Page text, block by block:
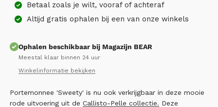
Betaal zoals je wilt, vooraf of achteraf
Altijd gratis ophalen bij een van onze winkels
Ophalen beschikbaar bij Magazijn BEAR
Meestal klaar binnen 24 uur
Winkelinformatie bekijken
Portemonnee 'Sweety' is nu ook verkrijgbaar in deze mooie
rode uitvoering uit de Callisto-Pelle collectie. Deze